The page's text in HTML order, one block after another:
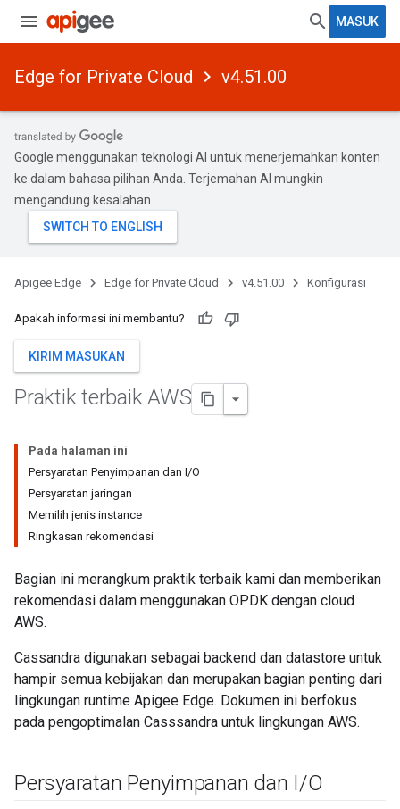
MASUK
Edge for Private Cloud v4.51.00
Google menggunakan teknologi AI untuk menerjemahkan konten
ke dalam bahasa pilihan Anda. Terjemahan AI mungkin
mengandung kesalahan.
Apigee Edge Edge for Private Cloud v4.51.00 Konfigurasi
Apakah informasi ini membantu?
KIRIM MASUKAN
Praktik terbaik AWS
Pada halaman ini
Persyaratan Penyimpanan dan I/O
Persyaratan jaringan
Memilih jenis instance
Ringkasan rekomendasi
Bagian ini merangkum praktik terbaik kami dan memberikan
rekomendasi dalam menggunakan OPDK dengan cloud
AWS.
Cassandra digunakan sebagai backend dan datastore untuk
hampir semua kebijakan dan merupakan bagian penting dari
lingkungan runtime Apigee Edge. Dokumen ini berfokus
pada pengoptimalan Casssandra untuk lingkungan AWS.
Persyaratan Penyimpanan dan I/O